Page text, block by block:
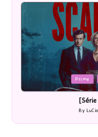
Serie Tv USA